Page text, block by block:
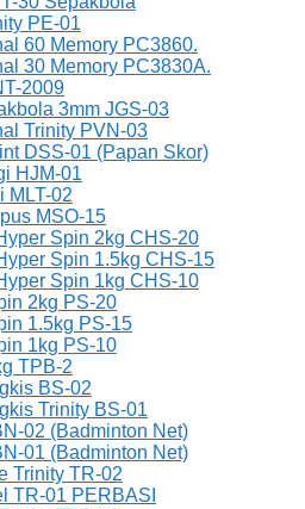
PE-01
60 Memory PC3860.
30 Memory PC3830A.
2009
3mm JGS-03
Trinity PVN-03
DSS-01 (Papan Skor)
HJM-01
MLT-02
MSO-15
Spin 2kg CHS-20
Spin 1.5kg CHS-15
Spin 1kg CHS-10
2kg PS-20
1.5kg PS-15
1kg PS-10
TPB-2
BS-02
Trinity BS-01
02 (Badminton Net)
01 (Badminton Net)
Trinity TR-02
TR-01 PERBASI